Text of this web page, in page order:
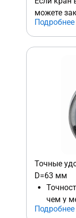
можете
доступной
аналогов,
Вам в
Подробнее
Точные
D=63 мм
чем у
Подробнее